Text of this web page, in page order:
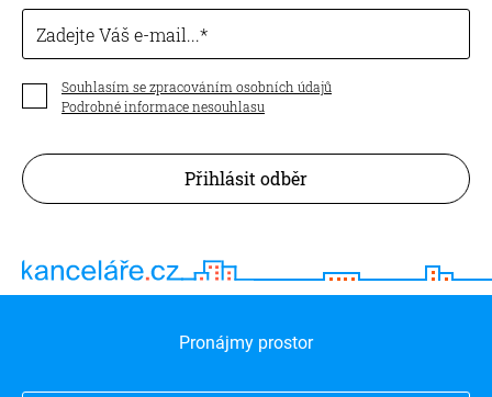
Zadejte Váš e-mail...
Souhlasím se zpracováním osobních údajů
Podrobné informace nesouhlasu
Přihlásit odběr
Pronájmy prostor